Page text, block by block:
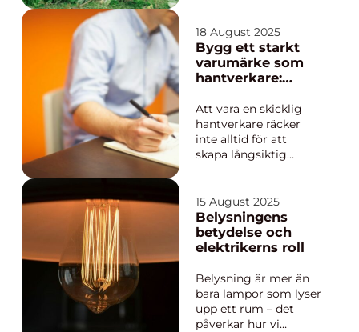
kombinera kunskap,
kreativitet och
planering. Oavsett om
du redan arbetar i
eller funderar...
18 August 2025
Bygg ett starkt
varumärke som
hantverkare:
framgång
Att vara en skicklig
hantverkare räcker
inte alltid för att
skapa långsiktig
konkurrensen är hård
och kundernas
förtroende avgör, blir
ditt varumärke en lika
15 August 2025
Belysningens
betydelse och
elektrikerns roll
Belysning är mer än
bara lampor som lyser
upp ett rum – det
påverkar hur vi